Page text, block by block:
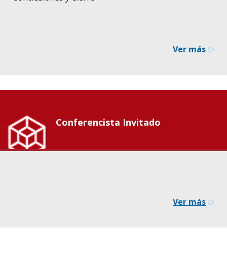
Ver más
Conferencista Invitado
Ver más